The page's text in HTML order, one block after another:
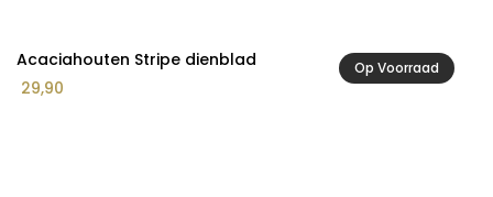
Op Voorraad
Acaciahouten Stripe dienblad
29,90